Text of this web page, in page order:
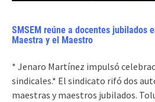
SMSEM reúne a docentes jubilados
Maestra y el Maestro
* Jenaro Martínez impulsó
sindicales.* El sindicato rifó dos
maestras y maestros jubilados.